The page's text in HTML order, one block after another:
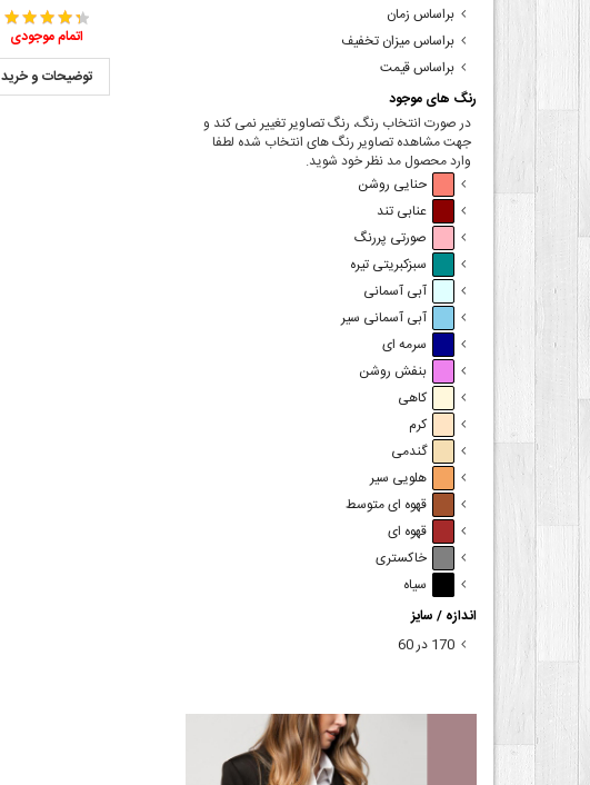
اتمام موجودی
توضیحات و خرید
براساس زمان
براساس میزان تخفیف
براساس قیمت
رنگ های موجود
در صورت انتخاب رنگ، رنگ تصاویر تغییر نمی کند و
جهت مشاهده تصاویر رنگ های انتخاب شده لطفا
وارد محصول مد نظر خود شوید.
حنایی روشن
عنابی تند
صورتی پررنگ
سبزکبریتی تیره
آبی آسمانی
آبی آسمانی سیر
سرمه ای
بنفش روشن
کاهی
کرم
گندمی
هلویی سیر
قهوه ای متوسط
قهوه ای
خاکستری
سیاه
اندازه / سایز
170 در 60